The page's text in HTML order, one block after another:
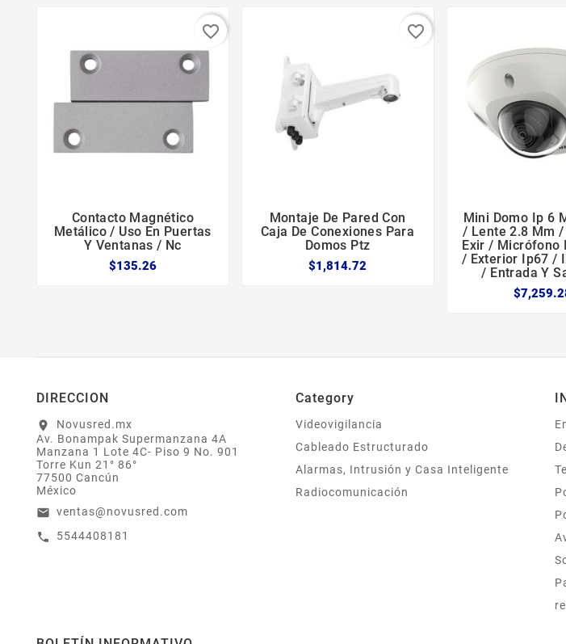
  
Contacto Magnético
Metálico / Uso En Puertas
Y Ventanas / Nc
$135.26
favorite_border
  
Montaje De Pared Con
Caja De Conexiones Para
Domos Ptz
$1,814.72
favorite_border
 
Mini Domo Ip 6
/ Lente 2.8 Mm
Exir / Micrófono
/ Exterior Ip67 /
/ Entrada Y
DIRECCION
location_on
Novusred.mx
Av. Bonampak Supermanzana 4A
Manzana 1 Lote 4C- Piso 9 No. 901
Torre Kun 21° 86°
77500 Cancún
México
email ventas@novusred.com
call 5544408181
Category
Videovigilancia
Cableado Estructurado
Alarmas, Intrusión y Casa Inteligente
Radiocomunicación